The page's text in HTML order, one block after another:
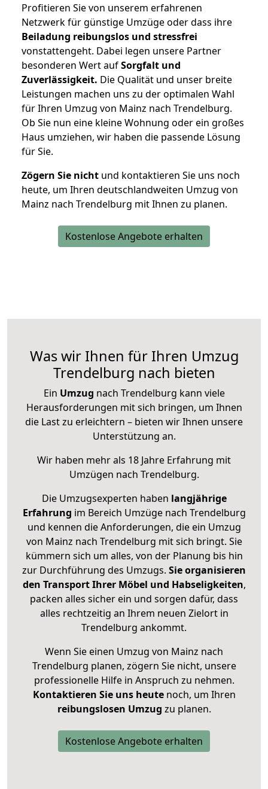
Profitieren Sie von unserem erfahrenen
Netzwerk für günstige Umzüge oder dass ihre
Beiladung reibungslos und stressfrei
vonstattengeht. Dabei legen unsere Partner
besonderen Wert aufSorgfalt und
Zuverlässigkeit. Die Qualität und unser breite
Leistungen machen uns zu der optimalen Wahl
für Ihren Umzug von Mainz nach Trendelburg.
Ob Sie nun eine kleine Wohnung oder ein großes
Haus umziehen, wir haben die passende Lösung
für Sie.
Zögern Sie nicht und kontaktieren Sie uns noch
heute, um Ihren deutschlandweiten Umzug von
Mainz nach Trendelburg mit Ihnen zu planen.
Kostenlose Angebote erhalten
Was wir Ihnen für Ihren Umzug
Trendelburg nach bieten
Ein Umzug nach Trendelburg kann viele
Herausforderungen mit sich bringen, um Ihnen
die Last zu erleichtern – bieten wir Ihnen unsere
Unterstützung an.
Wir haben mehr als 18 Jahre Erfahrung mit
Umzügen nach Trendelburg.
Die Umzugsexperten haben langjährige
Erfahrung im Bereich Umzüge nach Trendelburg
und kennen die Anforderungen, die ein Umzug
von Mainz nach Trendelburg mit sich bringt. Sie
kümmern sich um alles, von der Planung bis hin
zur Durchführung des Umzugs. Sie organisieren
den Transport Ihrer Möbel und Habseligkeiten,
packen alles sicher ein und sorgen dafür, dass
alles rechtzeitig an Ihrem neuen Zielort in
Trendelburg ankommt.
Wenn Sie einen Umzug von Mainz nach
Trendelburg planen, zögern Sie nicht, unsere
professionelle Hilfe in Anspruch zu nehmen.
Kontaktieren Sie uns heutenoch, um Ihren
reibungslosen Umzug zu planen.
Kostenlose Angebote erhalten